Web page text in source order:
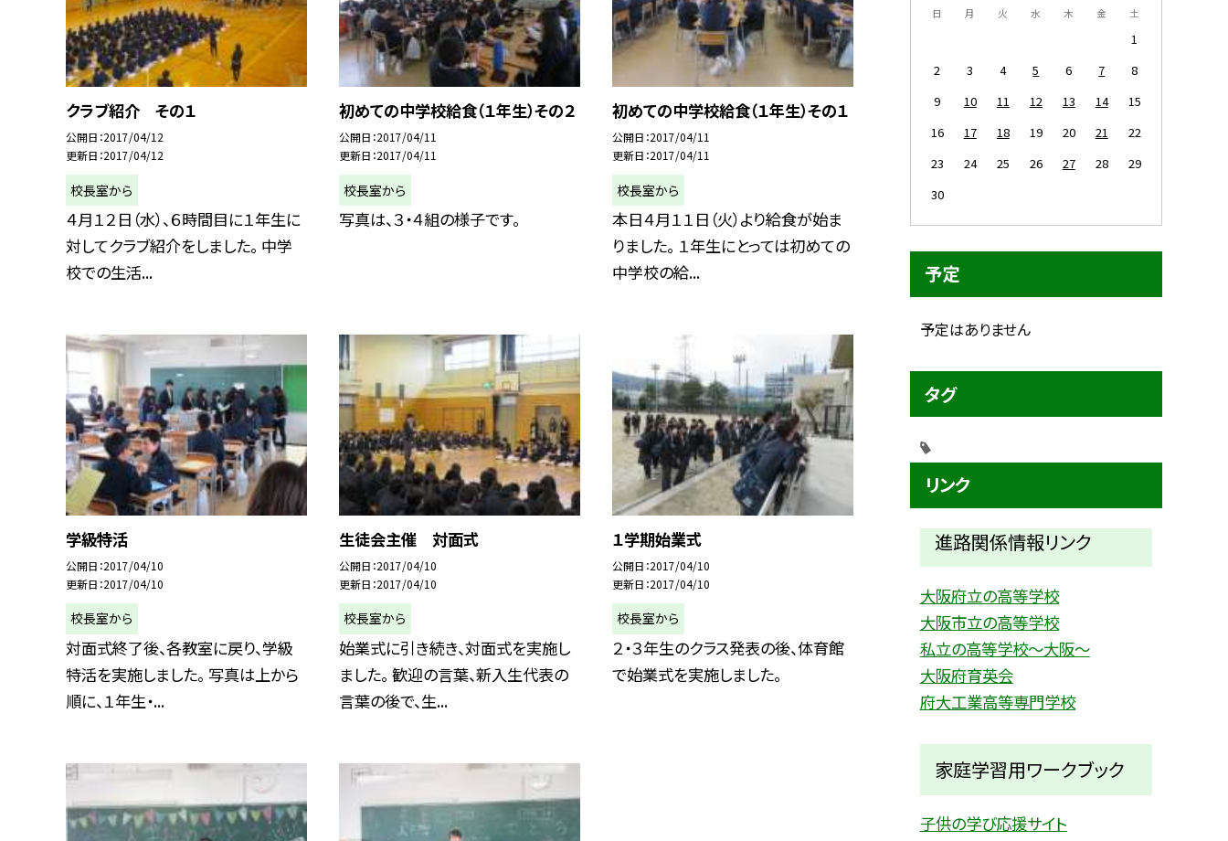
クラブ紹介 その１
公開日 2017/04/12
更新日 2017/04/12
校長室から
４月１２日（水）、６時間目に１年生に
対してクラブ紹介をしました。 中学
校での生活...
初めての中学校給食（１年生）その２
公開日 2017/04/11
更新日 2017/04/11
校長室から
写真は、３・４組の様子です。
初めての中学校給食（１年生）その１
公開日 2017/04/11
更新日 2017/04/11
校長室から
本日４月１１日（火）より給食が始ま
りました。 １年生にとっては初めての
中学校の給...
学級特活
公開日 2017/04/10
更新日 2017/04/10
校長室から
対面式終了後、各教室に戻り、学級
特活を実施しました。 写真は上から
順に、１年生・...
生徒会主催 対面式
公開日 2017/04/10
更新日 2017/04/10
校長室から
始業式に引き続き、対面式を実施し
ました。 歓迎の言葉、新入生代表の
言葉の後で、生...
１学期始業式
公開日 2017/04/10
更新日 2017/04/10
校長室から
２・３年生のクラス発表の後、体育館
で始業式を実施しました。
日 月 火 水 木 金 土
1
2
3 4 5 6 7
8
9
10 11 12 13 14
15
16
17 18 19 20 21
22
23
24 25 26 27 28
29
30
予定
予定はありません
タグ
リンク
進路関係情報リンク
大阪府立の高等学校
大阪市立の高等学校
私立の高等学校〜大阪〜
大阪府育英会
府大工業高等専門学校
家庭学習用ワークブック
子供の学び応援サイト